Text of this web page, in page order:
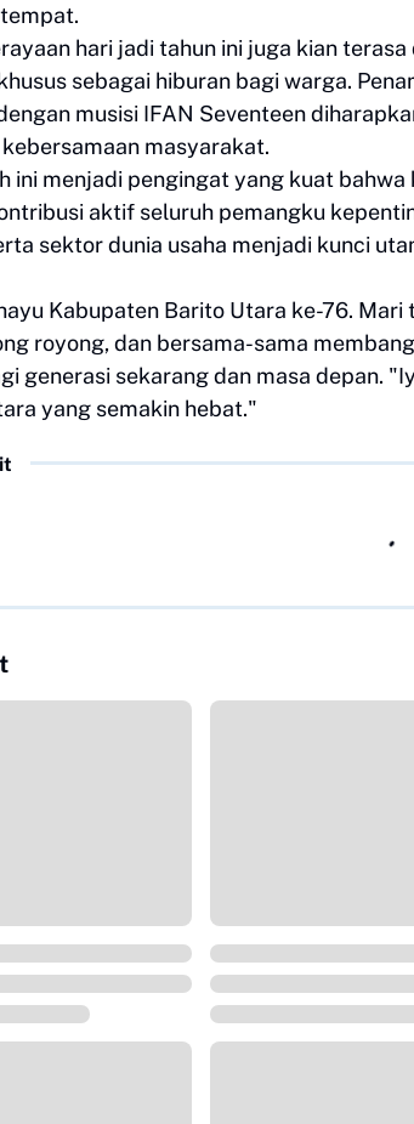
hari jadi tahun ini juga kian
sebagai hiburan bagi warga.
musisi IFAN Seventeen
masyarakat.
ini menjadi pengingat yang kuat
aktif seluruh pemangku
sektor dunia usaha menjadi kunci
Kabupaten Barito Utara ke-76.
royong, dan bersama-sama
generasi sekarang dan masa depan.
yang semakin hebat."